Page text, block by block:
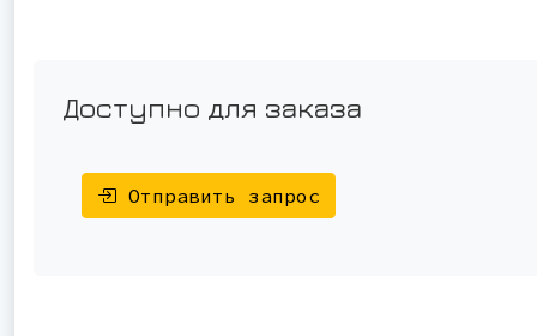
Доступно для заказа
Отправить запрос